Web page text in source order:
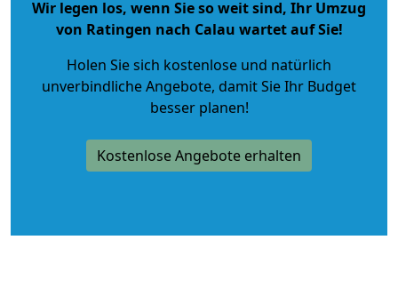
Wir legen los, wenn Sie so weit sind, Ihr Umzug
von Ratingen nach Calau wartet auf Sie!
Holen Sie sich kostenlose und natürlich
unverbindliche Angebote, damit Sie Ihr Budget
besser planen!
Kostenlose Angebote erhalten